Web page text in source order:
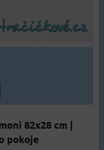
82x28 cm |
pokoje